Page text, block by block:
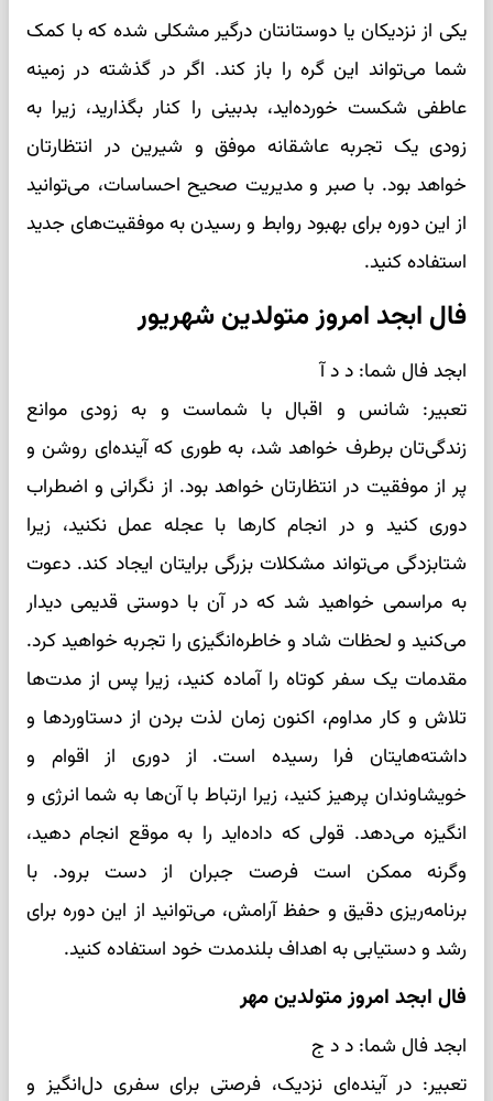
یکی از نزدیکان یا دوستانتان درگیر مشکلی شده که با کمک
شما می‌تواند این گره را باز کند. اگر در گذشته در زمینه
عاطفی شکست خورده‌اید، بدبینی را کنار بگذارید، زیرا به
زودی یک تجربه عاشقانه موفق و شیرین در انتظارتان
خواهد بود. با صبر و مدیریت صحیح احساسات، می‌توانید
از این دوره برای بهبود روابط و رسیدن به موفقیت‌های جدید
استفاده کنید.
فال ابجد امروز متولدین شهریور
ابجد فال شما: د د آ
تعبیر: شانس و اقبال با شماست و به زودی موانع
زندگی‌تان برطرف خواهد شد، به طوری که آینده‌ای روشن و
پر از موفقیت در انتظارتان خواهد بود. از نگرانی و اضطراب
دوری کنید و در انجام کارها با عجله عمل نکنید، زیرا
شتابزدگی می‌تواند مشکلات بزرگی برایتان ایجاد کند. دعوت
به مراسمی خواهید شد که در آن با دوستی قدیمی دیدار
می‌کنید و لحظات شاد و خاطره‌انگیزی را تجربه خواهید کرد.
مقدمات یک سفر کوتاه را آماده کنید، زیرا پس از مدت‌ها
تلاش و کار مداوم، اکنون زمان لذت بردن از دستاوردها و
داشته‌هایتان فرا رسیده است. از دوری از اقوام و
خویشاوندان پرهیز کنید، زیرا ارتباط با آن‌ها به شما انرژی و
انگیزه می‌دهد. قولی که داده‌اید را به موقع انجام دهید،
وگرنه ممکن است فرصت جبران از دست برود. با
برنامه‌ریزی دقیق و حفظ آرامش، می‌توانید از این دوره برای
رشد و دستیابی به اهداف بلندمدت خود استفاده کنید.
فال ابجد امروز متولدین مهر
ابجد فال شما: د د ج
تعبیر: در آینده‌ای نزدیک، فرصتی برای سفری دل‌انگیز و